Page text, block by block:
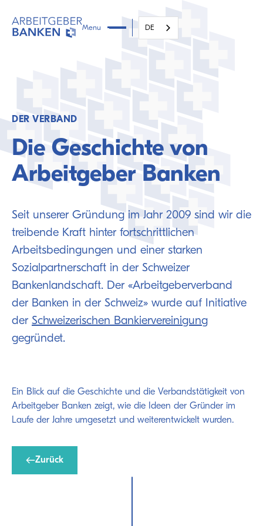
Menu DE
DER VERBAND
Die Geschichte von
Arbeitgeber Banken
Seit unserer Gründung im Jahr 2009 sind wir die
treibende Kraft hinter fortschrittlichen
Arbeitsbedingungen und einer starken
Sozialpartnerschaft in der Schweizer
Bankenlandschaft. Der «Arbeitgeberverband
der Banken in der Schweiz» wurde auf Initiative
der Schweizerischen Bankiervereinigung
gegründet.
Ein Blick auf die Geschichte und die Verbandstätigkeit von
Arbeitgeber Banken zeigt, wie die Ideen der Gründer im
Laufe der Jahre umgesetzt und weiterentwickelt wurden.
Zurück